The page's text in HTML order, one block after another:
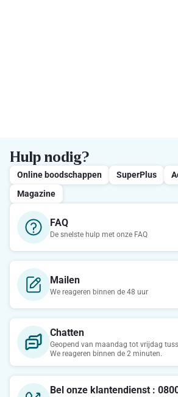
Hulp nodig?
Online boodschappen SuperPlus
Magazine
FAQ
De snelste hulp met onze FAQ
Mailen
We reageren binnen de 48 uur
Chatten
Geopend van maandag tot vrijdag
We reageren binnen de 2 minuten.
Bel onze klantendienst :